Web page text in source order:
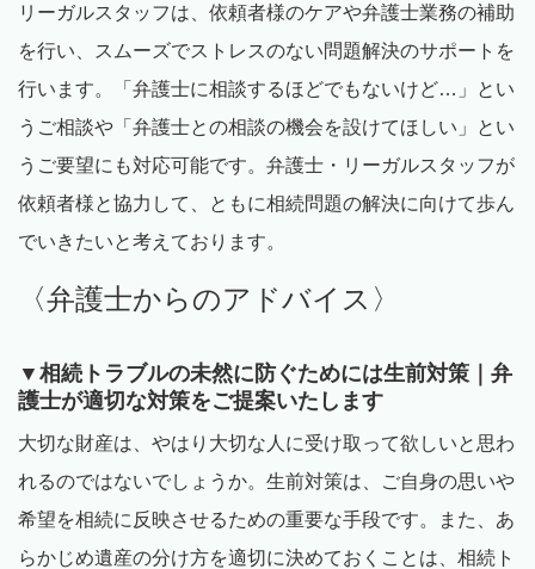
リーガルスタッフは、依頼者様のケアや弁護士業務の補助
を行い、スムーズでストレスのない問題解決のサポートを
行います。「弁護士に相談するほどでもないけど…」とい
うご相談や「弁護士との相談の機会を設けてほしい」とい
うご要望にも対応可能です。弁護士・リーガルスタッフが
依頼者様と協力して、ともに相続問題の解決に向けて歩ん
でいきたいと考えております。
〈弁護士からのアドバイス〉
▼相続トラブルの未然に防ぐためには生前対策｜弁
護士が適切な対策をご提案いたします
大切な財産は、やはり大切な人に受け取って欲しいと思わ
れるのではないでしょうか。生前対策は、ご自身の思いや
希望を相続に反映させるための重要な手段です。また、あ
らかじめ遺産の分け方を適切に決めておくことは、相続ト